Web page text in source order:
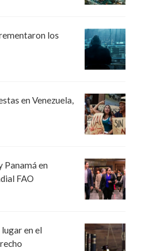
los
en Venezuela,
Panamá en
FAO
en el